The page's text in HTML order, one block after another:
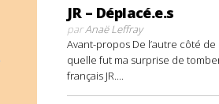
JR – Déplacé.e.s
parAnaë Leffray
Avant-propos De l’autre côté
quelle fut ma surprise de
français JR....